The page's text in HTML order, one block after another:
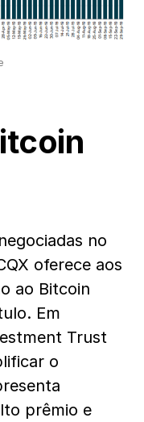
no
oferece aos
ao Bitcoin
Em
Trust
o
prêmio e